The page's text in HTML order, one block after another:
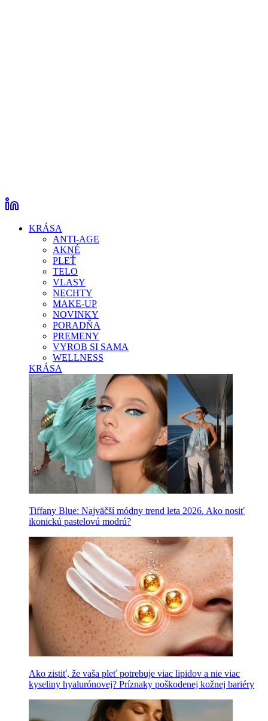
KRÁSA
ANTI-AGE
AKNÉ
PLEŤ
TELO
VLASY
NECHTY
MAKE-UP
NOVINKY
PORADŇA
PREMENY
VYROB SI SAMA
WELLNESS
KRÁSA
Tiffany Blue: Najväčší módny trend leta 2026. Ako nosiť
ikonickú pastelovú modrú?
Ako zistiť, že vaša pleť potrebuje viac lipidov a nie viac
kyseliny hyalurónovej? Príznaky poškodenej kožnej bariéry